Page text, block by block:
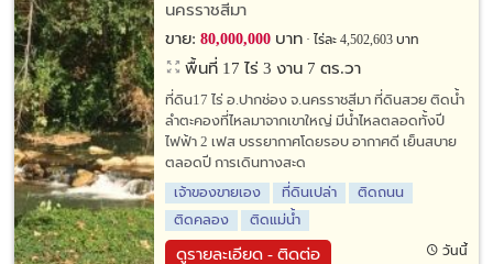
นครราชสีมา
ขาย: 80,000,000บาท ไร่ละ 4,502,603 บาท
พื้นที่ 17 ไร่ 3 งาน 7 ตร.วา
ที่ดิน17 ไร่ อ.ปากช่อง จ.นครราชสีมา ที่ดินสวย ติดน้ำ
ลำตะคองที่ไหลมาจากเขาใหญ่ มีน้ำไหลตลอดทั้งปี
ไฟฟ้า 2 เฟส บรรยากาศโดยรอบ อากาศดี เย็นสบาย
ตลอดปี การเดินทางสะด
เจ้าของขายเอง
ที่ดินเปล่า
ติดถนน
ติดคลอง
ติดแม่น้ำ
ดูรายละเอียด - ติดต่อ วันนี้